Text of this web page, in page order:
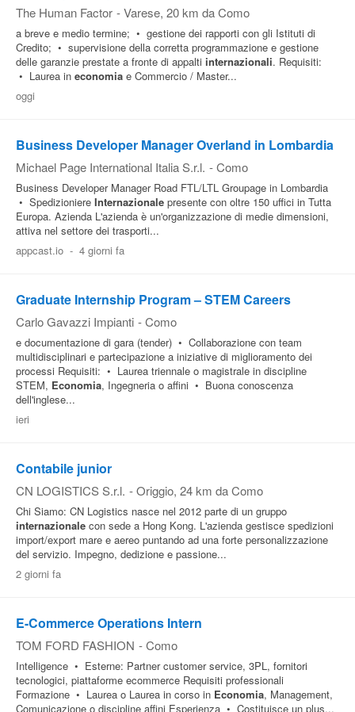
The Human Factor - Varese, 20 km da Como
a breve e medio termine; • gestione dei rapporti con gli Istituti di
Credito; • supervisione della corretta programmazione e gestione
delle garanzie prestate a fronte di appalti internazionali. Requisiti:
• Laurea in economia e Commercio / Master...
oggi
Business Developer Manager Overland in Lombardia
Michael Page International Italia S.r.l. - Como
Business Developer Manager Road FTL/LTL Groupage in Lombardia
• Spedizioniere Internazionale presente con oltre 150 uffici in Tutta
Europa. Azienda L'azienda è un'organizzazione di medie dimensioni,
attiva nel settore dei trasporti...
appcast.io - 4 giorni fa
Graduate Internship Program – STEM Careers
Carlo Gavazzi Impianti - Como
e documentazione di gara (tender) • Collaborazione con team
multidisciplinari e partecipazione a iniziative di miglioramento dei
processi Requisiti: • Laurea triennale o magistrale in discipline
STEM, Economia, Ingegneria o affini • Buona conoscenza
dell'inglese...
ieri
Contabile junior
CN LOGISTICS S.r.l. - Origgio, 24 km da Como
Chi Siamo: CN Logistics nasce nel 2012 parte di un gruppo
internazionale con sede a Hong Kong. L'azienda gestisce spedizioni
import/export mare e aereo puntando ad una forte personalizzazione
del servizio. Impegno, dedizione e passione...
2 giorni fa
E-Commerce Operations Intern
TOM FORD FASHION - Como
Intelligence • Esterne: Partner customer service, 3PL, fornitori
tecnologici, piattaforme ecommerce Requisiti professionali
Formazione • Laurea o Laurea in corso in Economia, Management,
Comunicazione o discipline affini Esperienza • Costituisce un plus...